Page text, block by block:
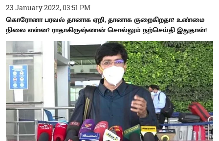
23 January 2022, 03:51 PM
கொரோனா பரவல் தானாக ஏறி, தானாக குறைகிறதா? உண்மை
நிலை என்ன? ராதாகிருஷ்ணன் சொல்லும் நற்செய்தி இதுதான்!